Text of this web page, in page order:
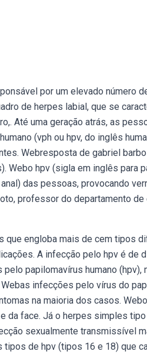
por um elevado número
de herpes labial, que se
Até uma geração atrás, as
(vph ou hpv, do inglês
Webresposta de gabriel
Webo hpv (sigla em inglês para
das pessoas, provocando
professor do departamento
que engloba mais de cem tipos
A infecção pelo hpv é de
papilomavírus humano (hpv),
infecções pelo vírus do
na maioria dos casos.
da face. Já o herpes simples
sexualmente transmissível
de hpv (tipos 16 e 18) que